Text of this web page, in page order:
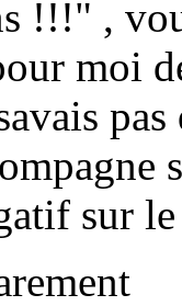
!!!" ,
moi
sur